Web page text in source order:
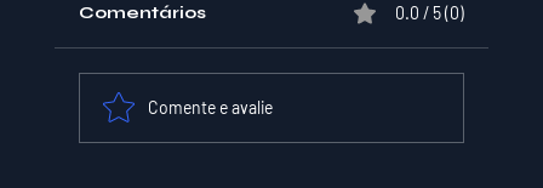
Comentários 0.0 / 5 (0)
Comente e avalie